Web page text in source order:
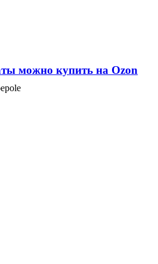
можно купить на Ozon